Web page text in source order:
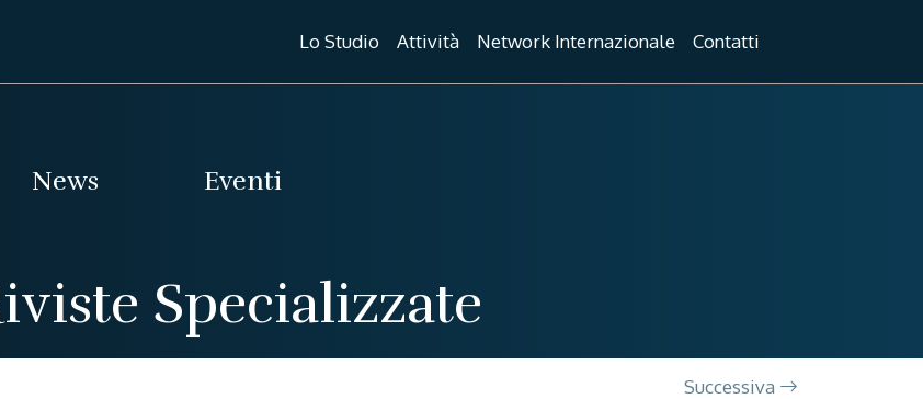
Lo Studio Attività Network Internazionale Contatti
News Eventi
Specializzate
Successiva